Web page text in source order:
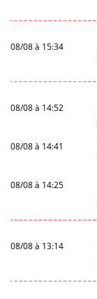
08/08 à 15:34
08/08 à 14:52
08/08 à 14:41
08/08 à 14:25
08/08 à 13:14